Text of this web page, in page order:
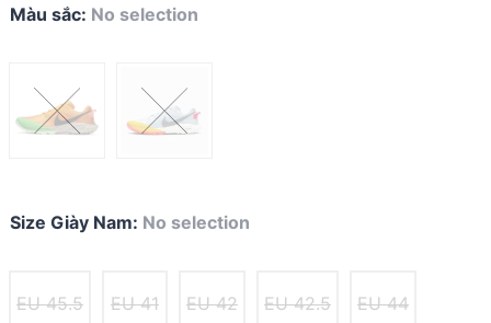
Màu sắc: No selection
Size Giày Nam: No selection
EU 45.5 EU 41 EU 42 EU 42.5 EU 44